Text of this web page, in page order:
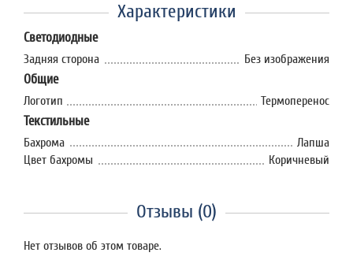
Характеристики
Светодиодные
Задняя сторона Без изображения
Общие
Логотип Термоперенос
Текстильные
Бахрома
Лапша
Цвет бахромы
Коричневый
Отзывы (0)
Нет отзывов об этом товаре.